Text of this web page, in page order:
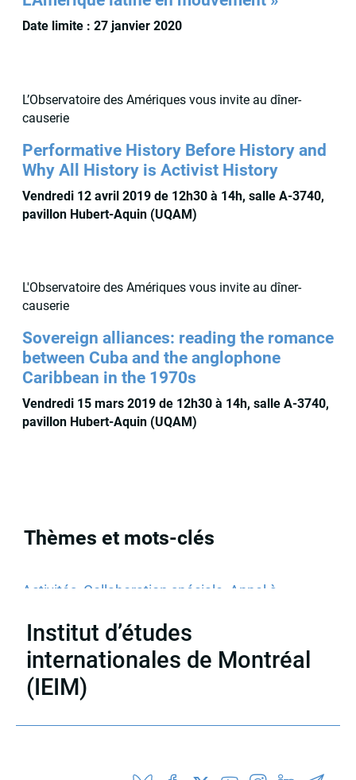
Date limite : 27 janvier 2020
L’Observatoire des Amériques vous invite au dîner-
causerie
Performative History Before History and
Why All History is Activist History
Vendredi 12 avril 2019 de 12h30 à 14h, salle A-3740,
pavillon Hubert-Aquin (UQAM)
L'Observatoire des Amériques vous invite au dîner-
causerie
Sovereign alliances: reading the romance
between Cuba and the anglophone
Caribbean in the 1970s
Vendredi 15 mars 2019 de 12h30 à 14h, salle A-3740,
pavillon Hubert-Aquin (UQAM)
Thèmes et mots-clés
Activités Collaboration spéciale
Appel à
Institut d’études
internationales de Montréal
(IEIM)